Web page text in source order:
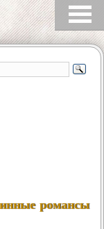
романсы